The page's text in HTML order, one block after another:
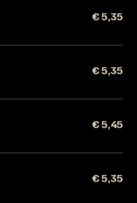
€ 5,35
€ 5,35
€ 5,45
€ 5,35